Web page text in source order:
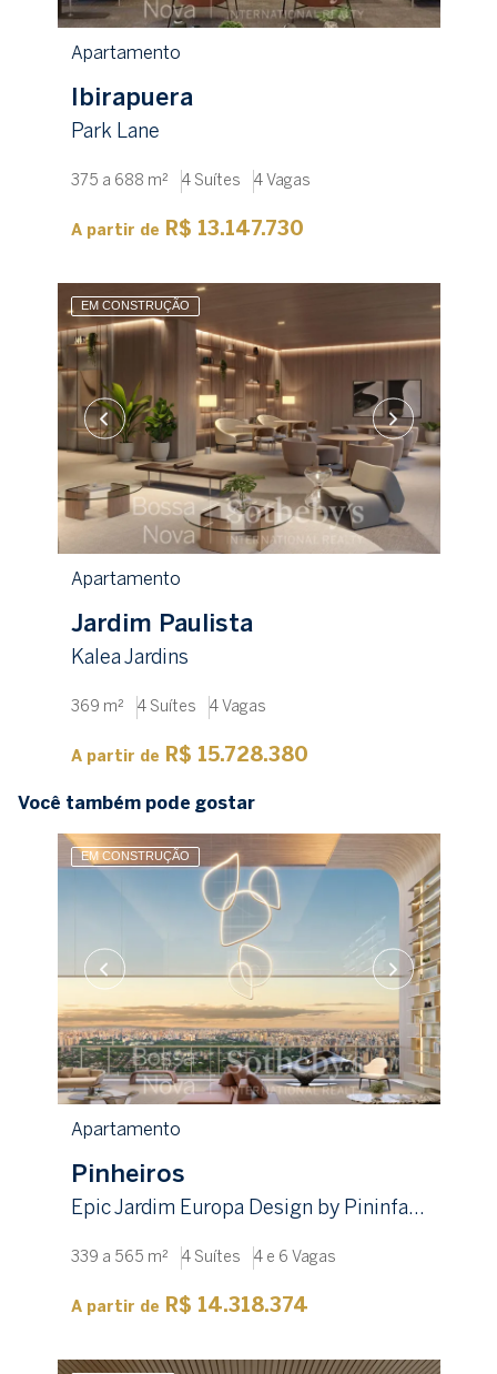
Apartamento
Ibirapuera
Park Lane
375 a 688 m² 4 Suítes 4 Vagas
A partir de R$ 13.147.730
EM CONSTRUÇÃO
Apartamento
Jardim Paulista
Kalea Jardins
369 m² 4 Suítes 4 Vagas
A partir de R$ 15.728.380
Você também pode gostar
EM CONSTRUÇÃO
Apartamento
Pinheiros
Epic Jardim Europa Design by Pininfarina
339 a 565 m² 4 Suítes 4 e 6 Vagas
A partir de R$ 14.318.374